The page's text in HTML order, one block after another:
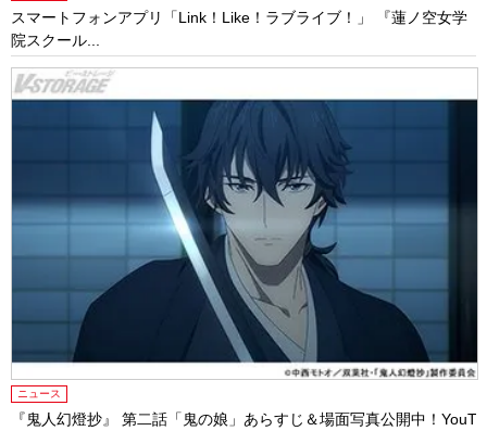
スマートフォンアプリ「Link！Like！ラブライブ！」 『蓮ノ空女学
院スクール...
ニュース
『鬼人幻燈抄』 第二話「鬼の娘」あらすじ＆場面写真公開中！YouT